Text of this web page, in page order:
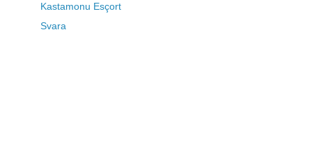
Kastamonu Esçort
Svara